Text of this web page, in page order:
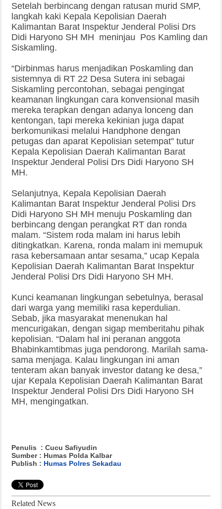
Setelah berbincang dengan ratusan murid SMP,
langkah kaki Kepala Kepolisian Daerah
Kalimantan Barat Inspektur Jenderal Polisi Drs
Didi Haryono SH MH meninjau Pos Kamling dan
Siskamling.
“Dirbinmas harus menjadikan Poskamling dan
sistemnya di RT 22 Desa Sutera ini sebagai
Siskamling percontohan, sebagai pengingat
keamanan lingkungan cara konvensional masih
mereka terapkan dengan adanya lonceng dan
kentongan, tapi mereka kekinian juga dapat
berkomunikasi melalui Handphone dengan
petugas dan aparat Kepolisian setempat” tutur
Kepala Kepolisian Daerah Kalimantan Barat
Inspektur Jenderal Polisi Drs Didi Haryono SH
MH.
Selanjutnya, Kepala Kepolisian Daerah
Kalimantan Barat Inspektur Jenderal Polisi Drs
Didi Haryono SH MH menuju Poskamling dan
berbincang dengan perangkat RT dan ronda
malam. “Sistem roda malam ini harus lebih
ditingkatkan. Karena, ronda malam ini memupuk
rasa kebersamaan antar sesama,” ucap Kepala
Kepolisian Daerah Kalimantan Barat Inspektur
Jenderal Polisi Drs Didi Haryono SH MH.
Kunci keamanan lingkungan sebetulnya, berasal
dari warga yang memiliki rasa keperdulian.
Sebab, jika masyarakat menenukan hal
mencurigakan, dengan sigap memberitahu pihak
kepolisian. “Dalam hal ini peranan anggota
Bhabinkamtibmas juga pendorong. Marilah sama-
sama menjaga. Kalau lingkungan ini aman
tenteram akan banyak investor datang ke desa,”
ujar Kepala Kepolisian Daerah Kalimantan Barat
Inspektur Jenderal Polisi Drs Didi Haryono SH
MH, mengingatkan.
Penulis : Cucu Safiyudin
Sumber : Humas Polda Kalbar
Publish : Humas Polres Sekadau
Related News